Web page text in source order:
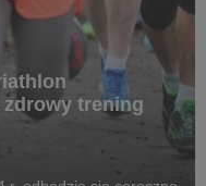
zdrowy trening